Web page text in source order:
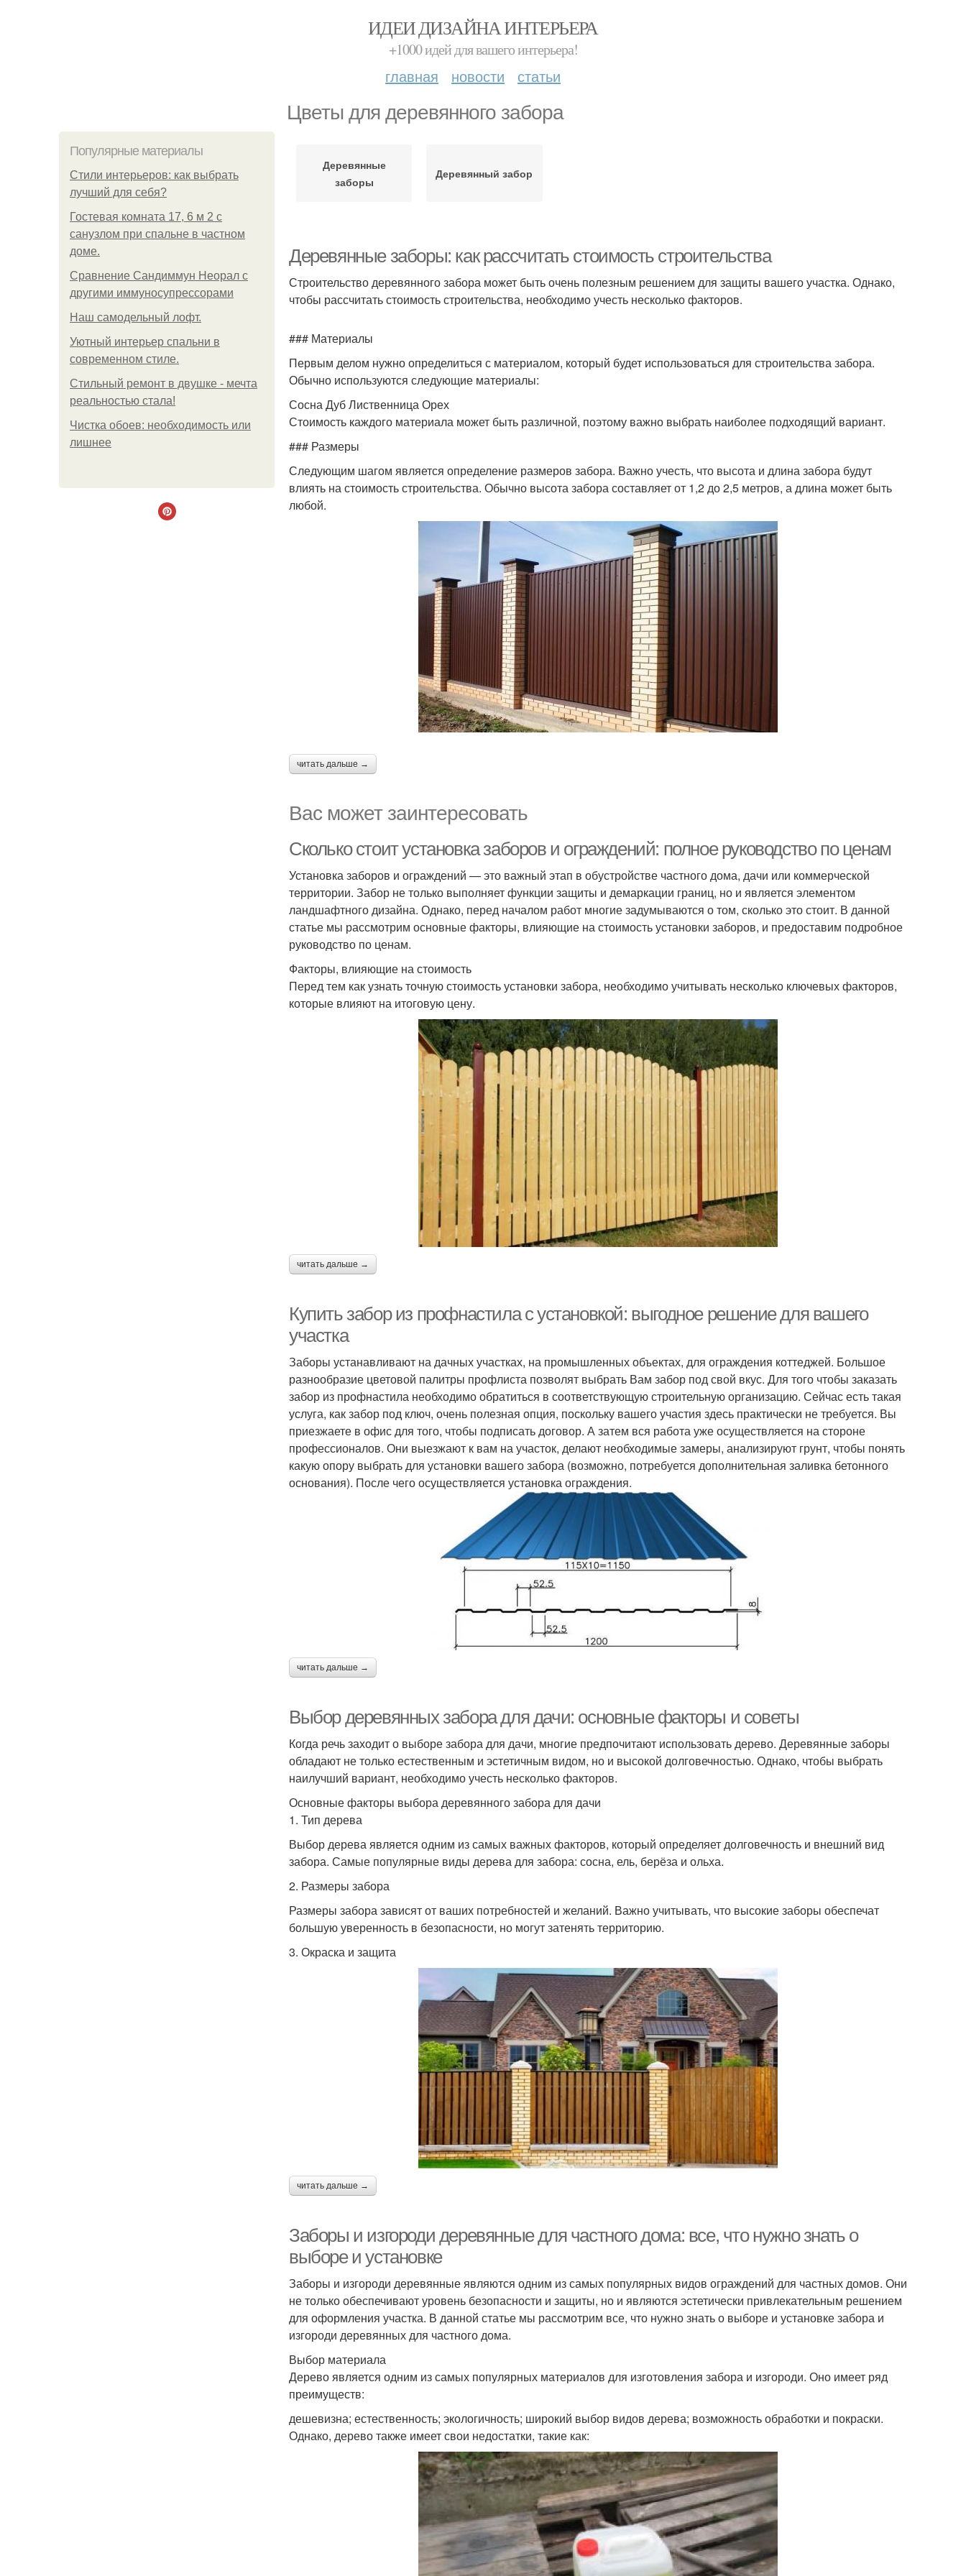
ИДЕИ ДИЗАЙНА ИНТЕРЬЕРА
+1000 идей для вашего интерьера!
главная новости статьи
Цветы для деревянного забора
Популярные материалы
Стили интерьеров: как выбрать
лучший для себя?
Гостевая комната 17, 6 м 2 с
санузлом при спальне в частном
доме.
Сравнение Сандиммун Неорал с
другими иммуносупрессорами
Наш самодельный лофт.
Уютный интерьер спальни в
современном стиле.
Стильный ремонт в двушке - мечта
реальностью стала!
Чистка обоев: необходимость или
лишнее
Деревянные
заборы
Деревянный забор
Деревянные заборы: как рассчитать стоимость строительства
Строительство деревянного забора может быть очень полезным решением для защиты вашего участка. Однако,
чтобы рассчитать стоимость строительства, необходимо учесть несколько факторов.
### Материалы
Первым делом нужно определиться с материалом, который будет использоваться для строительства забора.
Обычно используются следующие материалы:
Сосна Дуб Лиственница Орех
Стоимость каждого материала может быть различной, поэтому важно выбрать наиболее подходящий вариант.
### Размеры
Следующим шагом является определение размеров забора. Важно учесть, что высота и длина забора будут
влиять на стоимость строительства. Обычно высота забора составляет от 1,2 до 2,5 метров, а длина может быть
любой.
читать дальше →
Вас может заинтересовать
Сколько стоит установка заборов и ограждений: полное руководство по ценам
Установка заборов и ограждений — это важный этап в обустройстве частного дома, дачи или коммерческой
территории. Забор не только выполняет функции защиты и демаркации границ, но и является элементом
ландшафтного дизайна. Однако, перед началом работ многие задумываются о том, сколько это стоит. В данной
статье мы рассмотрим основные факторы, влияющие на стоимость установки заборов, и предоставим подробное
руководство по ценам.
Факторы, влияющие на стоимость
Перед тем как узнать точную стоимость установки забора, необходимо учитывать несколько ключевых факторов,
которые влияют на итоговую цену.
читать дальше →
Купить забор из профнастила с установкой: выгодное решение для вашего
участка
Заборы устанавливают на дачных участках, на промышленных объектах, для ограждения коттеджей. Большое
разнообразие цветовой палитры профлиста позволят выбрать Вам забор под свой вкус. Для того чтобы заказать
забор из профнастила необходимо обратиться в соответствующую строительную организацию. Сейчас есть такая
услуга, как забор под ключ, очень полезная опция, поскольку вашего участия здесь практически не требуется. Вы
приезжаете в офис для того, чтобы подписать договор. А затем вся работа уже осуществляется на стороне
профессионалов. Они выезжают к вам на участок, делают необходимые замеры, анализируют грунт, чтобы понять
какую опору выбрать для установки вашего забора (возможно, потребуется дополнительная заливка бетонного
основания). После чего осуществляется установка ограждения.
читать дальше →
Выбор деревянных забора для дачи: основные факторы и советы
Когда речь заходит о выборе забора для дачи, многие предпочитают использовать дерево. Деревянные заборы
обладают не только естественным и эстетичным видом, но и высокой долговечностью. Однако, чтобы выбрать
наилучший вариант, необходимо учесть несколько факторов.
Основные факторы выбора деревянного забора для дачи
1. Тип дерева
Выбор дерева является одним из самых важных факторов, который определяет долговечность и внешний вид
забора. Самые популярные виды дерева для забора: сосна, ель, берёза и ольха.
2. Размеры забора
Размеры забора зависят от ваших потребностей и желаний. Важно учитывать, что высокие заборы обеспечат
большую уверенность в безопасности, но могут затенять территорию.
3. Окраска и защита
читать дальше →
Заборы и изгороди деревянные для частного дома: все, что нужно знать о
выборе и установке
Заборы и изгороди деревянные являются одним из самых популярных видов ограждений для частных домов. Они
не только обеспечивают уровень безопасности и защиты, но и являются эстетически привлекательным решением
для оформления участка. В данной статье мы рассмотрим все, что нужно знать о выборе и установке забора и
изгороди деревянных для частного дома.
Выбор материала
Дерево является одним из самых популярных материалов для изготовления забора и изгороди. Оно имеет ряд
преимуществ:
дешевизна; естественность; экологичность; широкий выбор видов дерева; возможность обработки и покраски.
Однако, дерево также имеет свои недостатки, такие как: